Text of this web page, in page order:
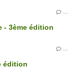
- 3ème édition
…
édition